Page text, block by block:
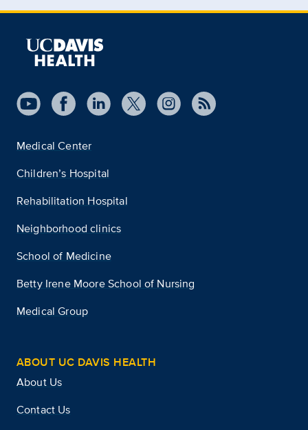
Medical Center
Children’s Hospital
Rehabilitation Hospital
Neighborhood clinics
School of Medicine
Betty Irene Moore School of Nursing
Medical Group
ABOUT UC DAVIS HEALTH
About Us
Contact Us